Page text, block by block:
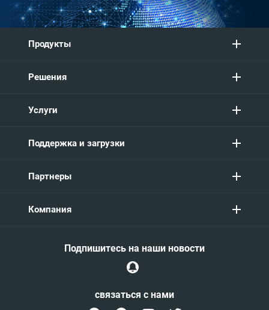
Продукты
Решения
Услуги
Поддержка и загрузки
Партнеры
Компания
связаться с нами
Подпишитесь на наши новости